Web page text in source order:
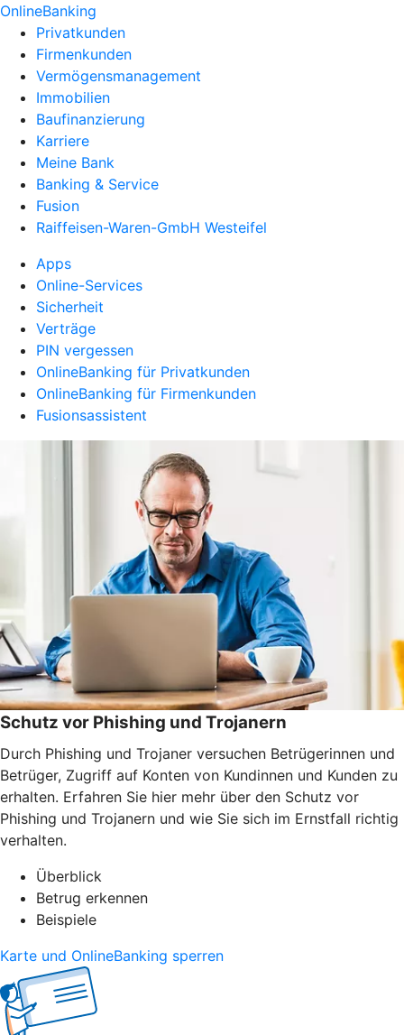
OnlineBanking
Privatkunden
Firmenkunden
Vermögensmanagement
Immobilien
Baufinanzierung
Karriere
Meine Bank
Banking & Service
Fusion
Raiffeisen-Waren-GmbH Westeifel
Apps
Online-Services
Sicherheit
Verträge
PIN vergessen
OnlineBanking für Privatkunden
OnlineBanking für Firmenkunden
Fusionsassistent
Schutz vor Phishing und Trojanern
Durch Phishing und Trojaner versuchen Betrügerinnen und
Betrüger, Zugriff auf Konten von Kundinnen und Kunden zu
erhalten. Erfahren Sie hier mehr über den Schutz vor
Phishing und Trojanern und wie Sie sich im Ernstfall richtig
verhalten.
Überblick
Betrug erkennen
Beispiele
Karte und OnlineBanking sperren